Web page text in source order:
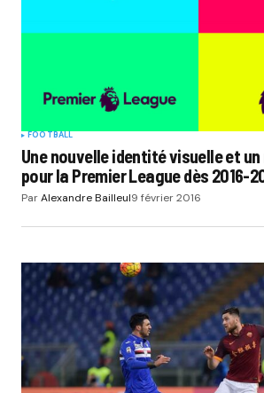
FOOTBALL
Une nouvelle identité visuelle et
pour la Premier League dès 2016-
ParAlexandre Bailleul9 février 2016